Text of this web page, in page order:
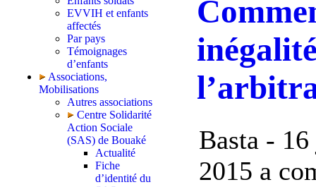
EVVIH et enfants
affectés
Par pays
Témoignages
d’enfants
Associations,
Mobilisations
Autres associations
Centre Solidarité
Action Sociale
(SAS) de Bouaké
Actualité
Fiche
d’identité du
Basta -
2015 a